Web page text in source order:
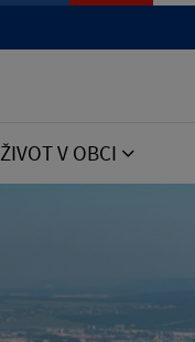
ŽIVOT V OBCI